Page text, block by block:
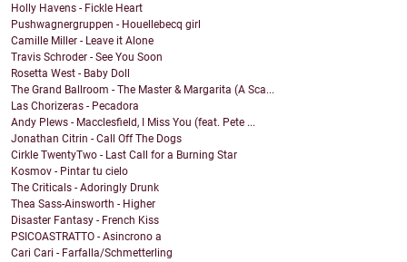
Holly Havens - Fickle Heart
Pushwagnergruppen - Houellebecq girl
Camille Miller - Leave it Alone
Travis Schroder - See You Soon
Rosetta West - Baby Doll
The Grand Ballroom - The Master & Margarita (A Sca...
Las Chorizeras - Pecadora
Andy Plews - Macclesfield, I Miss You (feat. Pete ...
Jonathan Citrin - Call Off The Dogs
Cirkle TwentyTwo - Last Call for a Burning Star
Kosmov - Pintar tu cielo
The Criticals - Adoringly Drunk
Thea Sass-Ainsworth - Higher
Disaster Fantasy - French Kiss
PSICOASTRATTO - Asincrono a
Cari Cari - Farfalla/Schmetterling